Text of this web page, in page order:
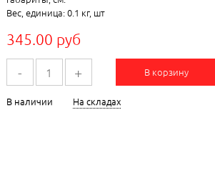
Вес, единица: 0.1 кг, шт
345.00 руб
- + В корзину
В наличии На складах